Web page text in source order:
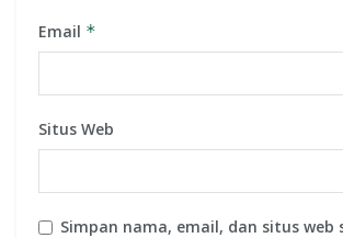
Email *
Situs Web
Simpan nama, email, dan situs web